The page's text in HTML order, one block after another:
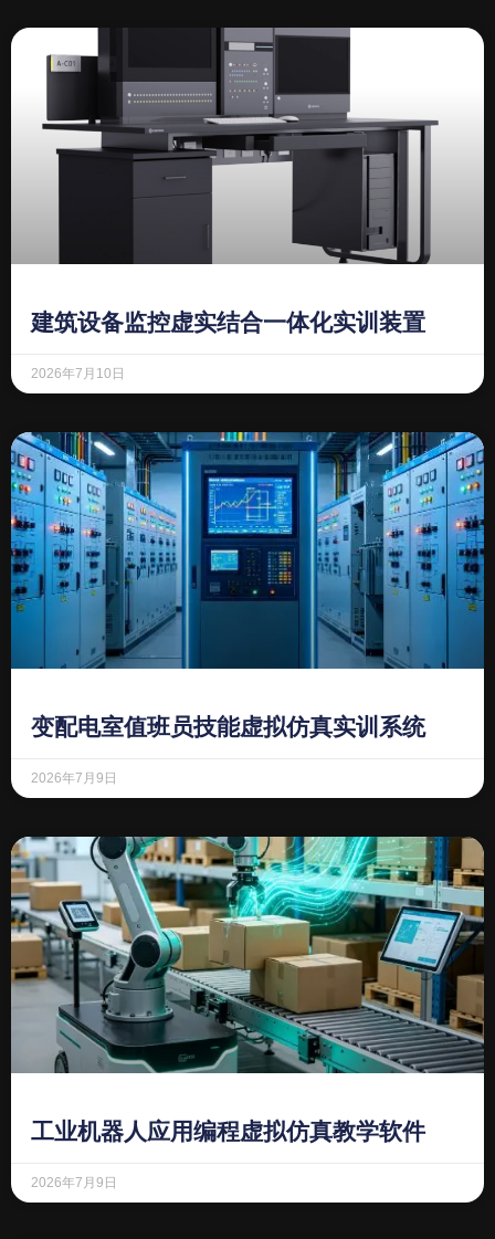
建筑设备监控虚实结合一体化实训装置
2026年7月10日
变配电室值班员技能虚拟仿真实训系统
2026年7月9日
工业机器人应用编程虚拟仿真教学软件
2026年7月9日